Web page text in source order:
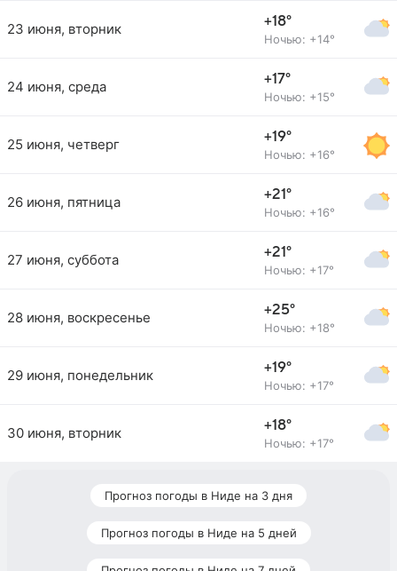
23 июня, вторник +18°
Ночью: +14°
24 июня, среда +17°
Ночью: +15°
25 июня, четверг +19°
Ночью: +16°
26 июня, пятница +21°
Ночью: +16°
27 июня, суббота +21°
Ночью: +17°
28 июня, воскресенье +25°
Ночью: +18°
29 июня, понедельник +19°
Ночью: +17°
30 июня, вторник +18°
Ночью: +17°
Прогноз погоды в Ниде на 3 дня
Прогноз погоды в Ниде на 5 дней